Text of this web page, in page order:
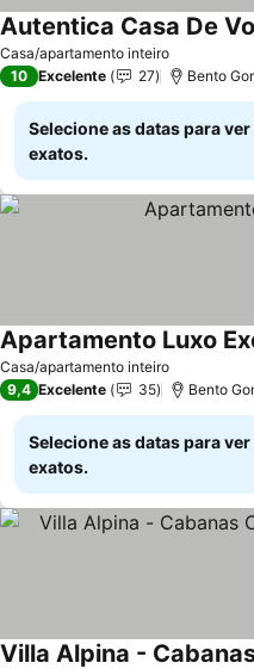
Casa/apartamento inteiro
Autentica Casa De Vo
10 Excelente 27 Bento
Selecione as datas para
exatos.
Casa/apartamento inteiro
Apartamento Luxo
9,4 Excelente 35 Bento
Selecione as datas para
exatos.